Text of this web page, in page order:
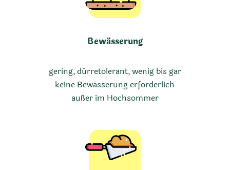
Bewässerung
gering, dürretolerant, wenig bis gar
keine Bewässerung erforderlich
außer im Hochsommer